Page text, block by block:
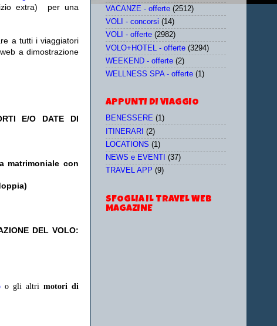
extra)
per una
a tutti i viaggiatori
a dimostrazione
E/O DATE DI
matrimoniale con
DEL VOLO:
o gli altrimotori di
VACANZE - offerte (2512)
VOLI - concorsi (14)
VOLI - offerte (2982)
VOLO+HOTEL - offerte (3294)
WEEKEND - offerte (2)
WELLNESS SPA - offerte (1)
APPUNTI DI VIAGGIO
BENESSERE (1)
ITINERARI (2)
LOCATIONS (1)
NEWS e EVENTI
(37)
TRAVEL APP (9)
SFOGLIA IL TRAVEL WEB
MAGAZINE